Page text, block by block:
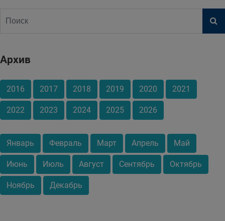
Архив
2016 2017 2018 2019 2020 2021
2022 2023 2024 2025 2026
Январь Февраль Март Апрель Май
Июнь Июль Август Сентябрь Октябрь
Ноябрь Декабрь